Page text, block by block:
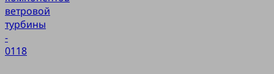
ветровой
турбины
-
0118